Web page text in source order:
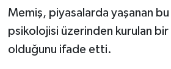
Memiş, piyasalarda yaşanan bu
psikolojisi üzerinden kurulan bir
olduğunu ifade etti.